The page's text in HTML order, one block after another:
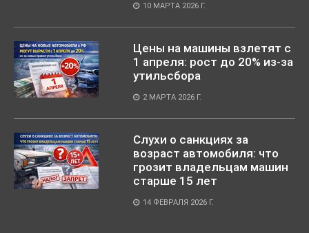
10 МАРТА 2026 Г.
Цены на машины взлетят с
1 апреля: рост до 20% из-за
утильсбора
2 МАРТА 2026 Г.
Слухи о санкциях за
возраст автомобиля: что
грозит владельцам машин
старше 15 лет
14 ФЕВРАЛЯ 2026 Г.